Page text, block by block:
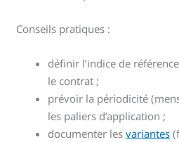
Conseils pratiques :
définir l’indice de
le contrat ;
prévoir la périodicité
les paliers d’application ;
documenter lesvariantes